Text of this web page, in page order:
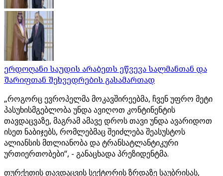
ერდოღანი საუდის არაბეთს ეწვევა სალმანთან და
შარიფთან შეხვედრების გასამართად
„როგორც ევროპელმა მოკავშირეებმა, ჩვენ უფრო მეტი
პასუხისმგებლობა უნდა ავიღოთ კონტინენტის
თავდაცვაზე, მაგრამ ამავე დროს თავი უნდა ავარიდოთ
ისეთ ნაბიჯებს, რომლებმაც შეიძლება შეასუსტოს
ალიანსის მთლიანობა და ტრანსატლანტიკური
ურთიერთობები“, - განაცხადა პრეზიდენტმა.
თურქეთის თავდაცვის სექტორის ზრდაზე საუბრისას,